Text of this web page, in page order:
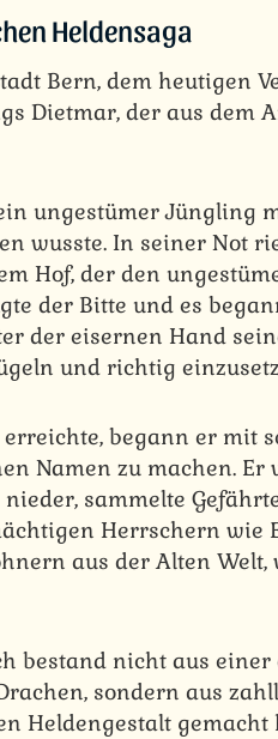
Heldensaga
Bern, dem heutigen
Dietmar, der aus dem
ungestümer Jüngling
wusste. In seiner Not
Hof, der den
der Bitte und es
der eisernen Hand
und richtig
begann er mit
Namen zu machen. Er
sammelte
Herrschern wie
aus der Alten
bestand nicht aus
sondern aus
Heldengestalt